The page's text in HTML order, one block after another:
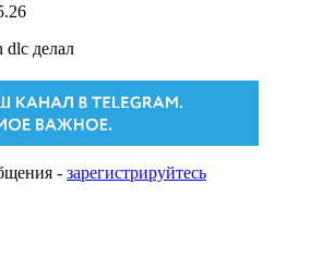
dlc делал
- зарегистрируйтесь